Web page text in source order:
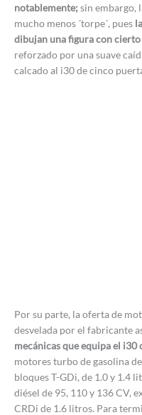
notablemente; sin embargo,
mucho menos ´torpe´, pues
dibujan una figura con cierto
reforzado por una suave
calcado al i30 de cinco
Por su parte, la oferta de
desvelada por el fabricante
mecánicas que equipa el i30
motores turbo de gasolina
bloques T-GDi, de 1.0 y 1.4
diésel de 95, 110 y 136 CV,
CRDi de 1.6 litros. Para